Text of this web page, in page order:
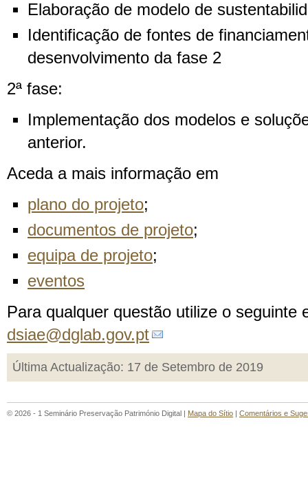
Elaboração de modelo de
Identificação de fontes de
desenvolvimento da fase 2
2ª fase:
Implementação dos modelos e
anterior.
Aceda a mais informação em
plano do projeto;
documentos de projeto;
equipa de projeto;
eventos
Para qualquer questão utilize o seguinte
dsiae@dglab.gov.pt
Última Actualização: 17 de Setembro de 2019
© 2026 - 1 Seminário Preservação Património Digital | Mapa do Sítio | Comentários e